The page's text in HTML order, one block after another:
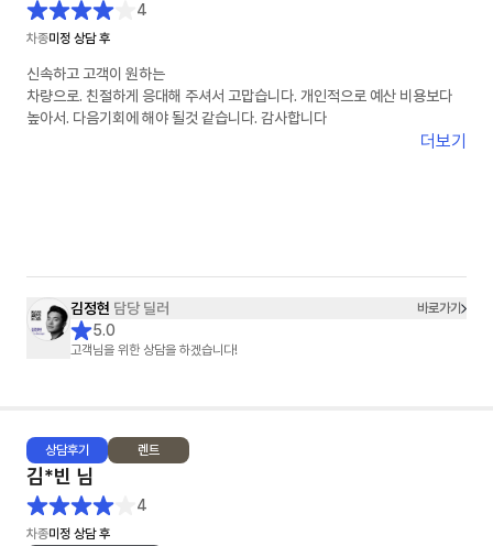
4
차종미정 상담 후
신속하고 고객이 원하는
차량으로. 친절하게 응대해 주셔서 고맙습니다. 개인적으로 예산 비용보다
높아서. 다음기회에 해야 될것 같습니다. 감사합니다
더보기
김정현 담당 딜러 바로가기
5.0
고객님을 위한 상담을 하겠습니다!
상담후기 렌트
김*빈 님
4
차종미정 상담 후